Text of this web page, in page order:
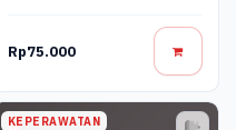
Rp75.000
KEPERAWATAN